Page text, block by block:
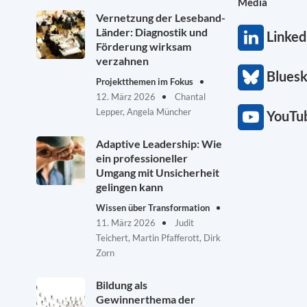
Vernetzung der Leseband-
Länder: Diagnostik und
Förderung wirksam
verzahnen
Projektthemen im Fokus
12. März 2026
Chantal
Lepper, Angela Müncher
Adaptive Leadership: Wie
ein professioneller
Umgang mit Unsicherheit
gelingen kann
Wissen über Transformation
11. März 2026
Judit
Teichert, Martin Pfafferott, Dirk
Zorn
Bildung als
Gewinnerthema der